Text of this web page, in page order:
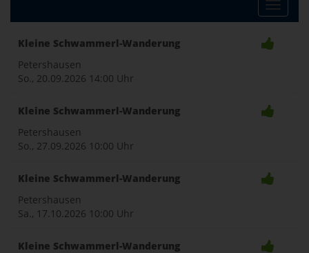
Toggle
Kleine Schwammerl-Wanderung
Petershausen
So., 20.09.2026 14:00 Uhr
Kleine Schwammerl-Wanderung
Petershausen
So., 27.09.2026 10:00 Uhr
Kleine Schwammerl-Wanderung
Petershausen
Sa., 17.10.2026 10:00 Uhr
Kleine Schwammerl-Wanderung